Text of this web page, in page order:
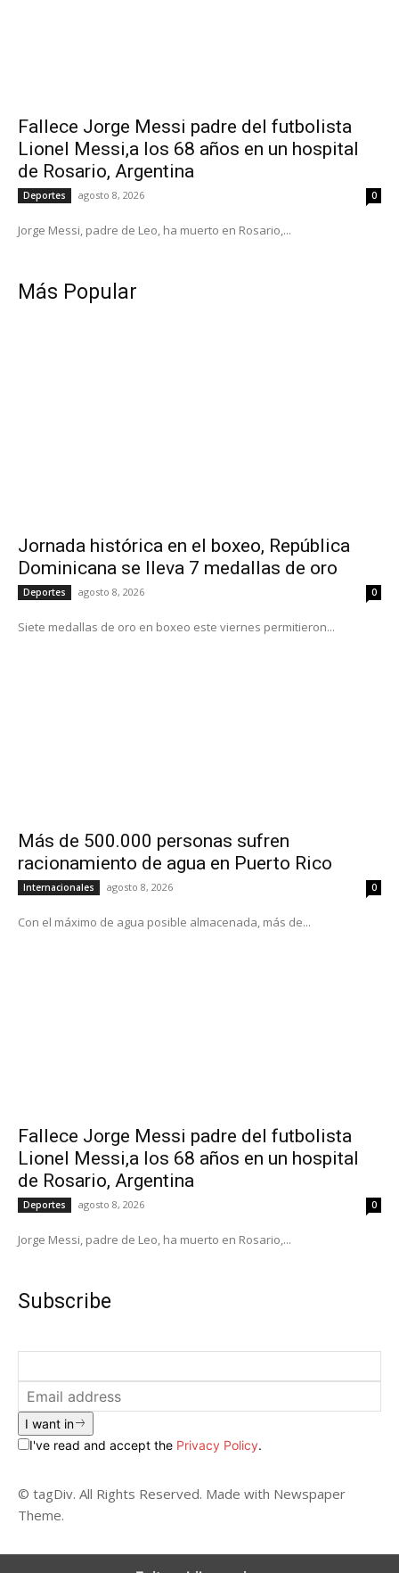
Fallece Jorge Messi padre del futbolista
Lionel Messi,a los 68 años en un hospital
de Rosario, Argentina
Deportes agosto 8, 2026 0
Jorge Messi, padre de Leo, ha muerto en Rosario,...
Más Popular
Jornada histórica en el boxeo, República
Dominicana se lleva 7 medallas de oro
Deportes agosto 8, 2026 0
Siete medallas de oro en boxeo este viernes permitieron...
Más de 500.000 personas sufren
racionamiento de agua en Puerto Rico
Internacionales agosto 8, 2026 0
Con el máximo de agua posible almacenada, más de...
Fallece Jorge Messi padre del futbolista
Lionel Messi,a los 68 años en un hospital
de Rosario, Argentina
Deportes agosto 8, 2026 0
Jorge Messi, padre de Leo, ha muerto en Rosario,...
Subscribe
I want in
I've read and accept the Privacy Policy.
© tagDiv. All Rights Reserved. Made with Newspaper
Theme.